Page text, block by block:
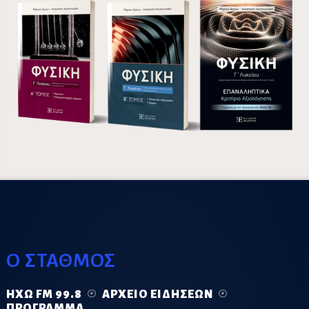
Ο ΣΤΑΘΜΟΣ
ΗΧΏ FM 99.8
ΑΡΧΕΊΟ ΕΙΔΉΣΕΩΝ